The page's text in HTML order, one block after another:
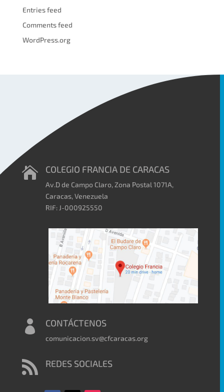
Entries feed
Comments feed
WordPress.org
 COLEGIO FRANCIA DE CARACAS
Av.D de Campo Claro, Zona Postal 1071A,
Caracas, Venezuela
RIF: J-000925550
 CONTÁCTENOS
comunicacion.sv@cfcaracas.org
 REDES SOCIALES